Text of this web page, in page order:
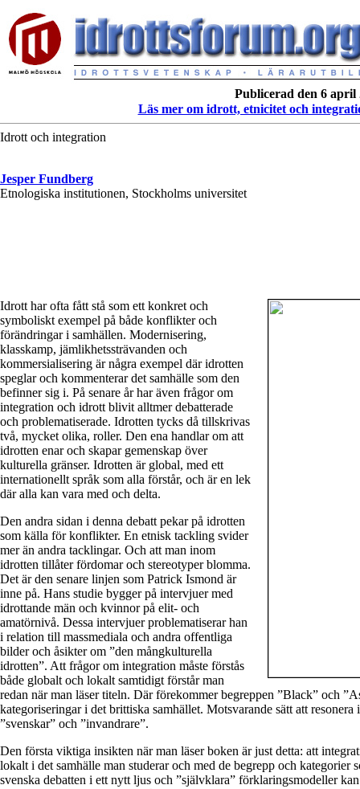
Publicerad den 6 april
Läs mer om idrott, etnicitet och
Idrott och integration
Jesper Fundberg
Etnologiska institutionen, Stockholms universitet
Idrott har ofta fått stå som ett konkret och
symboliskt exempel på både konflikter och
förändringar i samhällen. Modernisering,
klasskamp, jämlikhetssträvanden och
kommersialisering är några exempel där idrotten
speglar och kommenterar det samhälle som den
befinner sig i. På senare år har även frågor om
integration och idrott blivit alltmer debatterade
och problematiserade. Idrotten tycks då tillskrivas
två, mycket olika, roller. Den ena handlar om att
idrotten enar och skapar gemenskap över
kulturella gränser. Idrotten är global, med ett
internationellt språk som alla förstår, och är en lek
där alla kan vara med och delta.
Den andra sidan i denna debatt pekar på idrotten
som källa för konflikter. En etnisk tackling svider
mer än andra tacklingar. Och att man inom
idrotten tillåter fördomar och stereotyper blomma.
Det är den senare linjen som Patrick Ismond är
inne på. Hans studie bygger på intervjuer med
idrottande män och kvinnor på elit- och
amatörnivå. Dessa intervjuer problematiserar han
i relation till massmediala och andra offentliga
bilder och åsikter om ”den mångkulturella
idrotten”. Att frågor om integration måste förstås
både globalt och lokalt samtidigt förstår man
redan när man läser titeln. Där förekommer begreppen ”Black” och
kategoriseringar i det brittiska samhället. Motsvarande sätt att
”svenskar” och ”invandrare”.
Den första viktiga insikten när man läser boken är just detta: att
lokalt i det samhälle man studerar och med de begrepp och kategorier
svenska debatten i ett nytt ljus och ”självklara” förklaringsmodeller